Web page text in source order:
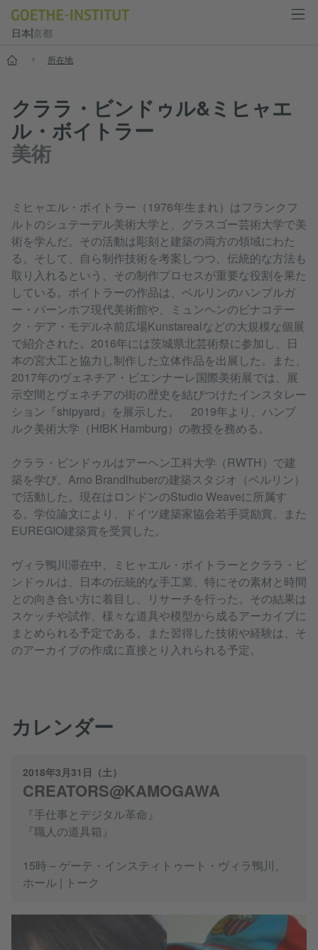
日本 京都
スタート 所在地
クララ・ビンドゥル&ミヒャエ
ル・ボイトラー
美術
ミヒャエル・ボイトラー（1976年生まれ）はフランクフ
ルトのシュテーデル美術大学と、グラスゴー芸術大学で美
術を学んだ。その活動は彫刻と建築の両方の領域にわた
る。そして、自ら制作技術を考案しつつ、伝統的な方法も
取り入れるという、その制作プロセスが重要な役割を果た
している。ボイトラーの作品は、ベルリンのハンブルガ
ー・バーンホフ現代美術館や、ミュンヘンのピナコテー
ク・デア・モデルネ前広場Kunstarealなどの大規模な個展
で紹介された。2016年には茨城県北芸術祭に参加し、日
本の宮大工と協力し制作した立体作品を出展した。また、
2017年のヴェネチア・ビエンナーレ国際美術展では、展
示空間とヴェネチアの街の歴史を結びつけたインスタレー
ション『shipyard』を展示した。 2019年より、ハンブ
ルク美術大学（HfBK Hamburg）の教授を務める。
クララ・ビンドゥルはアーヘン工科大学（RWTH）で建
築を学び、Arno Brandlhuberの建築スタジオ（ベルリン）
で活動した。現在はロンドンのStudio Weaveに所属す
る。学位論文により、ドイツ建築家協会若手奨励賞、また
EUREGIO建築賞を受賞した。
ヴィラ鴨川滞在中、ミヒャエル・ボイトラーとクララ・ビ
ンドゥルは、日本の伝統的な手工業、特にその素材と時間
との向き合い方に着目し、リサーチを行った。その結果は
スケッチや試作、様々な道具や模型から成るアーカイブに
まとめられる予定である。また習得した技術や経験は、そ
のアーカイブの作成に直接とり入れられる予定。
カレンダー
2018年3月31日（土）
CREATORS@KAMOGAWA
『手仕事とデジタル革命』
『職人の道具箱』
15時 – ゲーテ・インスティトゥート・ヴィラ鴨川、
ホール | トーク